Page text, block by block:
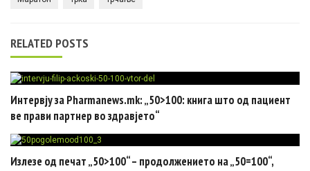
RELATED POSTS
Интервју за Pharmanews.mk: „50>100: книга што од пациент
ве прави партнер во здравјето“
Излезе од печат „50>100“ – продолжението на „50=100“,